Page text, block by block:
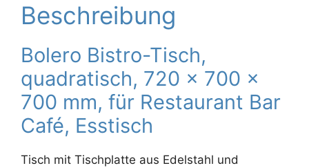
Beschreibung
Bolero Bistro-Tisch,
quadratisch, 720 x 700 x
700 mm, für Restaurant Bar
Café, Esstisch
Tisch mit Tischplatte aus Edelstahl und